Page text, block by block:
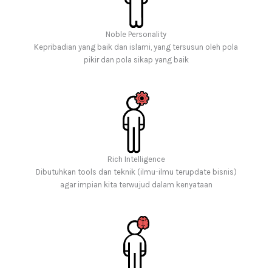
Noble Personality
Kepribadian yang baik dan islami, yang tersusun oleh pola
pikir dan pola sikap yang baik
Rich Intelligence
Dibutuhkan tools dan teknik (ilmu-ilmu terupdate bisnis)
agar impian kita terwujud dalam kenyataan